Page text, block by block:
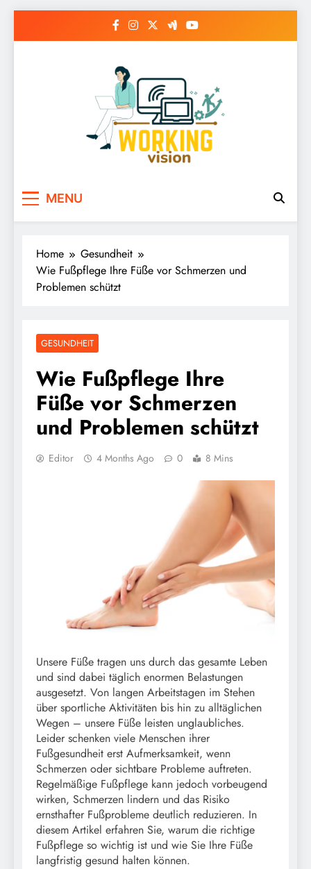
MENU
Home
Gesundheit
Wie Fußpflege Ihre Füße vor Schmerzen und
Problemen schützt
GESUNDHEIT
Wie Fußpflege Ihre
Füße vor Schmerzen
und Problemen schützt
Editor 4 Months Ago 0 8 Mins
Unsere Füße tragen uns durch das gesamte Leben
und sind dabei täglich enormen Belastungen
ausgesetzt. Von langen Arbeitstagen im Stehen
über sportliche Aktivitäten bis hin zu alltäglichen
Wegen – unsere Füße leisten unglaubliches.
Leider schenken viele Menschen ihrer
Fußgesundheit erst Aufmerksamkeit, wenn
Schmerzen oder sichtbare Probleme auftreten.
Regelmäßige Fußpflege kann jedoch vorbeugend
wirken, Schmerzen lindern und das Risiko
ernsthafter Fußprobleme deutlich reduzieren. In
diesem Artikel erfahren Sie, warum die richtige
Fußpflege so wichtig ist und wie Sie Ihre Füße
langfristig gesund halten können.